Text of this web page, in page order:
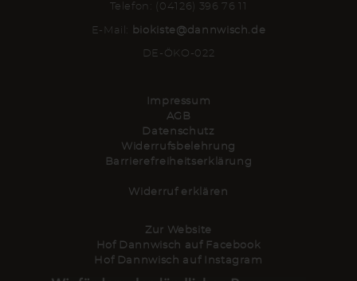
Telefon: (04126) 396 76 11
E-Mail: biokiste@dannwisch.de
DE-ÖKO-022
Impressum
AGB
Datenschutz
Widerrufsbelehrung
Barrierefreiheitserklärung
Widerruf erklären
Zur Website
Hof Dannwisch auf Facebook
Hof Dannwisch auf Instagram